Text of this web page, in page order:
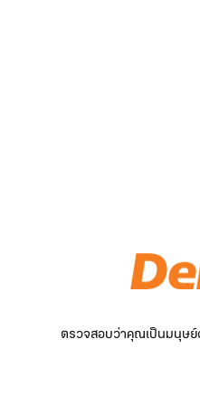
ตรวจสอบว่าคุณเป็นมนุษย์